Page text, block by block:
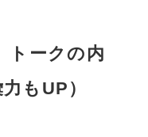
トークの内
もUP）